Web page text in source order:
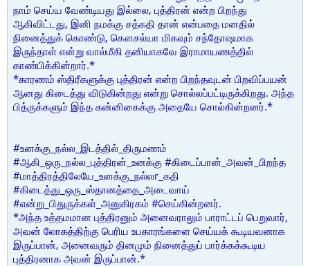
நாம் செய்ய வேண்டியது இல்லை, புத்திரன் என்ற பிறந்து
ஆகிவிட்டது, இனி நமக்கு சத்கதி தான் என்பதை மனதில்
நினைத்துக் கொண்டு, கௌசல்யா மிகவும் சந்தோஷமாக
இருந்தாள் என்று வால்மீகி தனியாகவே இராமாயணத்தில்
காண்பிக்கின்றார்.*
*காரணம் ஸ்திரீகளுக்கு புத்திரன் என்ற பிறந்தவுடன் பிறவிப்பயன்
ஆனது கிடைத்து விடுகின்றது என்று சொல்லப்பட்டிருக்கிறது. அந்த
பித்ருக்களும் இந்த கன்னிகைக்கு அதையே சொல்கின்றனர்.*
#உனக்கு_நல்ல_இடத்தில்_திருமணம்
#ஆகி_ஒரு_நல்ல_புத்திரன்_உனக்கு #கிடைப்பான்_அவன்_பிறந்த
#மாத்திரத்திலேயே_உனக்கு_நல்லr_கதி
#கிடைத்து_ஒரு_ஸ்தானத்தை_அடைவாய்
#என்று_பிதுருக்கள்_அனுகிரகம் #செய்கின்றனர்.
*அந்த உத்தமமான புத்திரனும் அனைவராலும் பாராட்டப் பெறுவார்,
அவன் லோகத்திற்கு பெரிய உபகாரங்களை செய்யக் கூடியவனாக
இருப்பான், அனைவரும் தினமும் நினைத்துப் பார்க்கக்கூடிய
புத்திரனாக அவன் இருப்பான்.*